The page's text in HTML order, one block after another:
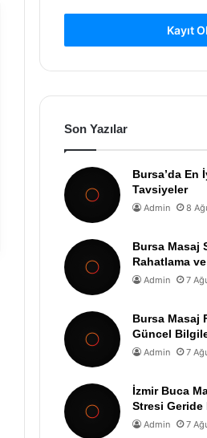
Kayıt Ol
Son Yazılar
Bursa’da En
Tavsiyeler
Admin 8
Bursa Masaj
Rahatlama
Admin 7
Bursa Masaj
Güncel
Admin 7
İzmir Buca
Stresi Geride
Admin 7